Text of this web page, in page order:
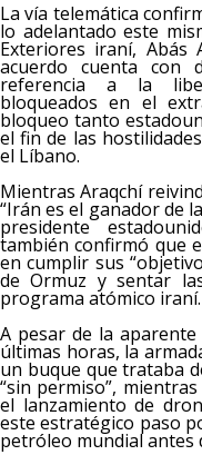
La vía telemática
lo adelantado este
Exteriores iraní, Abás
acuerdo cuenta con
referencia a la
bloqueados en el
bloqueo tanto
el fin de las
el Líbano.
Mientras Araqchí
“Irán es el ganador de
presidente
también confirmó que
en cumplir sus
de Ormuz y sentar
programa atómico iraní.
A pesar de la
últimas horas, la
un buque que trataba
“sin permiso”,
el lanzamiento de
este estratégico paso
petróleo mundial antes